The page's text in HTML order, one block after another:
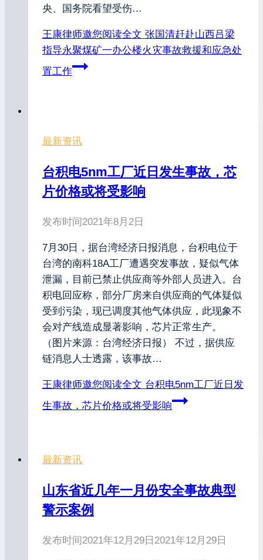
央、国务院看望受伤…
王康律师邀您阅读全文 张国清赶赴山西吕梁
指导永聚煤矿一办公楼火灾事故救援和应急处
置工作
最新资讯
台积电5nm工厂近日发生事故，芯
片价格或将受影响
发布时间2021年8月2日
7月30日，据台湾经济日报消息，台积电位于
台湾的南科18A工厂遭遇突发事故，疑似气体
泄漏，目前已禁止供应商等外部人员进入。台
积电回应称，部分厂房来自供应商的气体疑似
受到污染，现已调度其他气体供应，此现象不
会对产线造成显著影响，芯片正常生产。
（图片来源：台湾经济日报） 不过，据供应
链消息人士透露，该事故…
王康律师邀您阅读全文 台积电5nm工厂近日发
生事故，芯片价格或将受影响
最新资讯
山东省近几年一月份安全事故典型
警示案例
发布时间2021年12月29日 2021年12月29日